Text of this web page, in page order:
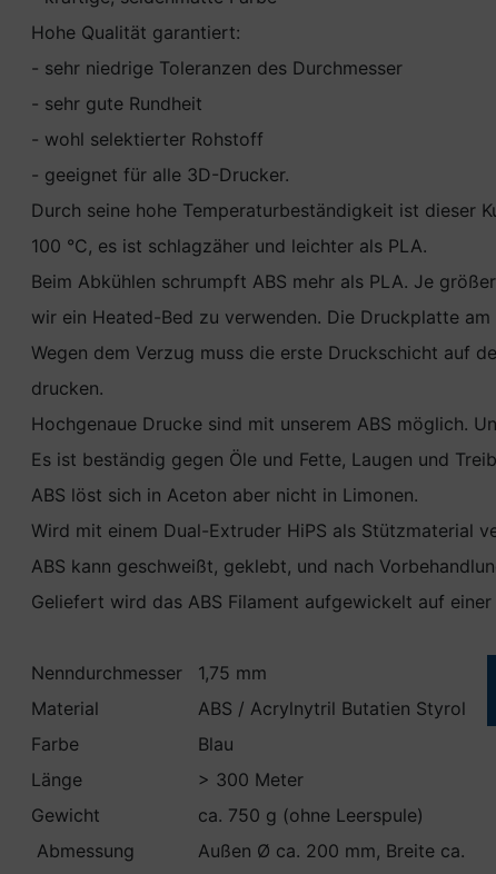
Hohe Qualität garantiert:
- sehr niedrige Toleranzen des Durchmesser
- sehr gute Rundheit
- wohl selektierter Rohstoff
- geeignet für alle 3D-Drucker.
Durch seine hohe Temperaturbeständigkeit ist dieser
100 °C, es ist schlagzäher und leichter als PLA.
Beim Abkühlen schrumpft ABS mehr als PLA. Je
wir ein Heated-Bed zu verwenden. Die Druckplatte
Wegen dem Verzug muss die erste Druckschicht auf
drucken.
Hochgenaue Drucke sind mit unserem ABS möglich.
Es ist beständig gegen Öle und Fette, Laugen und
ABS löst sich in Aceton aber nicht in Limonen.
Wird mit einem Dual-Extruder HiPS als Stützmaterial
ABS kann geschweißt, geklebt, und nach
Geliefert wird das ABS Filament aufgewickelt auf
Nenndurchmesser
1,75 mm
Material
ABS / Acrylnytril Butatien Styrol
Farbe
Blau
Länge
> 300 Meter
Gewicht
ca. 750 g (ohne Leerspule)
Abmessung
Außen Ø ca. 200 mm, Breite ca.